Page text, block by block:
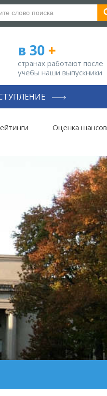
в 30 +
странах работают после
учебы наши выпускники
Оценка шансов